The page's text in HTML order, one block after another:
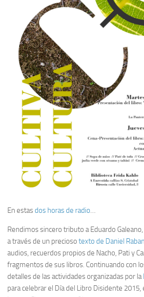
En estasdos horas de radio…
Rendimos sincero tributo a Eduardo
a través de un precioso texto de Daniel
audios, recuerdos propios de Nacho, Pati y
fragmentos de sus libros. Continuando con
detalles de las actividades organizadas por la
para celebrar el Día del Libro Disidente